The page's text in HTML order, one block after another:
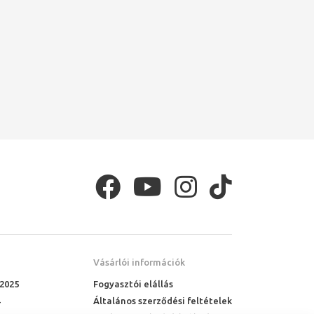
Vásárlói információk
Fogyasztói elállás
Általános szerződési feltételek